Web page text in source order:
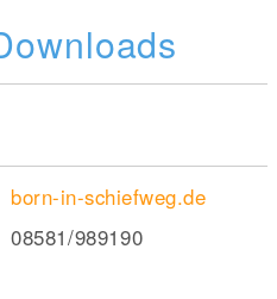
born-in-schiefweg.de
08581/989190